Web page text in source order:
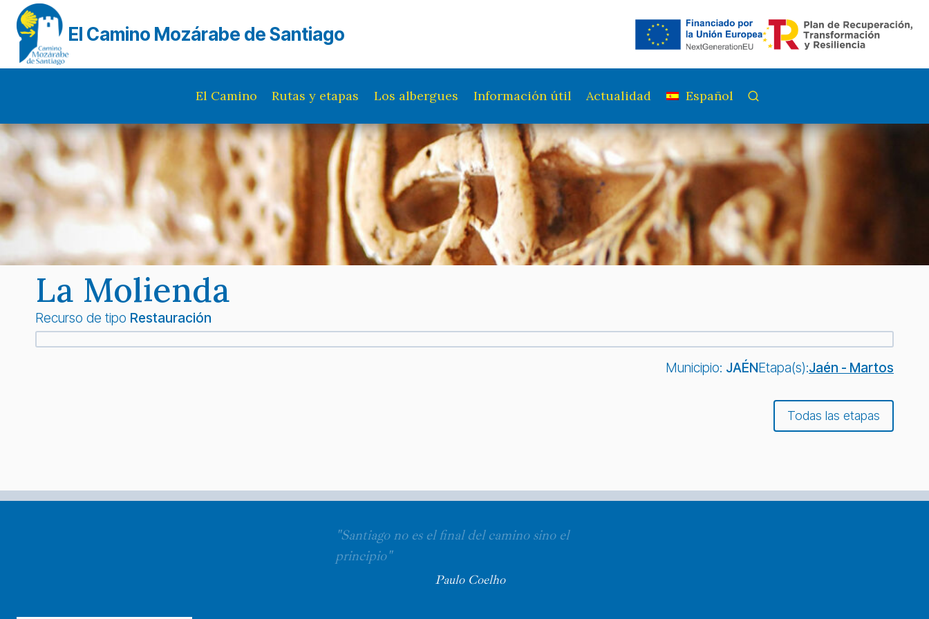
Saltar
contenido
El Camino Mozárabe de Santiago
El Camino Rutas y etapas Los albergues Información útil Actualidad Español
La Molienda
Recurso de tipo Restauración
Municipio: JAÉNEtapa(s):Jaén - Martos
Todas las etapas
"Santiago no es el final del camino sino el
principio"
Paulo Coelho